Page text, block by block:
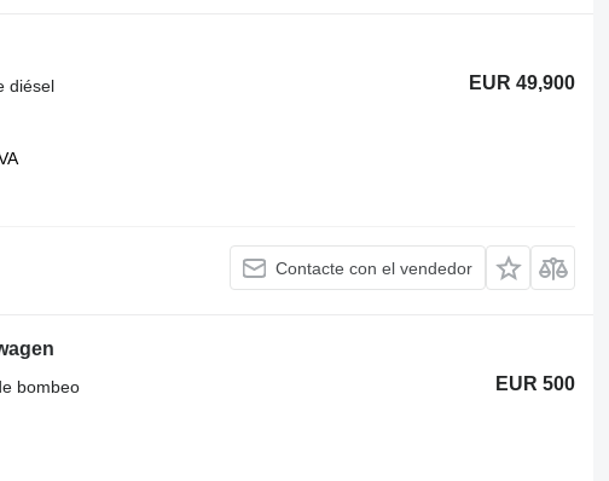
EUR 49,900
diésel
Contacte con el vendedor
EUR 500
bombeo